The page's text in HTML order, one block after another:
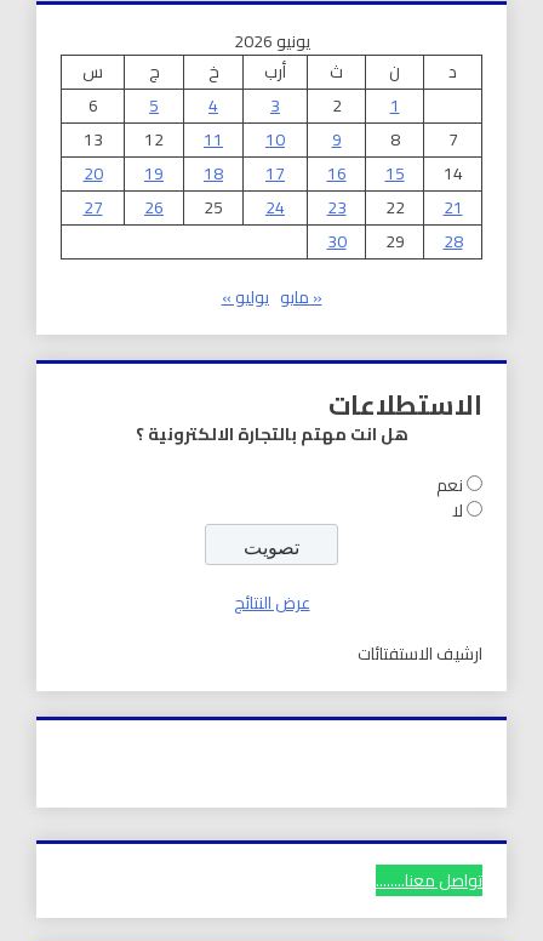
يونيو 2026
د
ن ث أرب خ ج
س
1
2
3
4
5
6
7
8
9
10
11
12
13
14
15
16
17
18
19
20
21
22
23
24
25
26
27
28
29
30
« مايو يوليو »
الاستطلاعات
هل انت مهتم بالتجارة الالكترونية ؟
نعم
لا
عرض النتائج
ارشيف الاستفتائات
تواصل معنا........